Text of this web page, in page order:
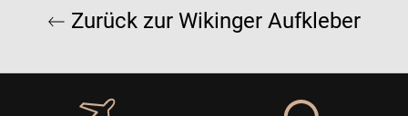
Zurück zur Wikinger Aufkleber